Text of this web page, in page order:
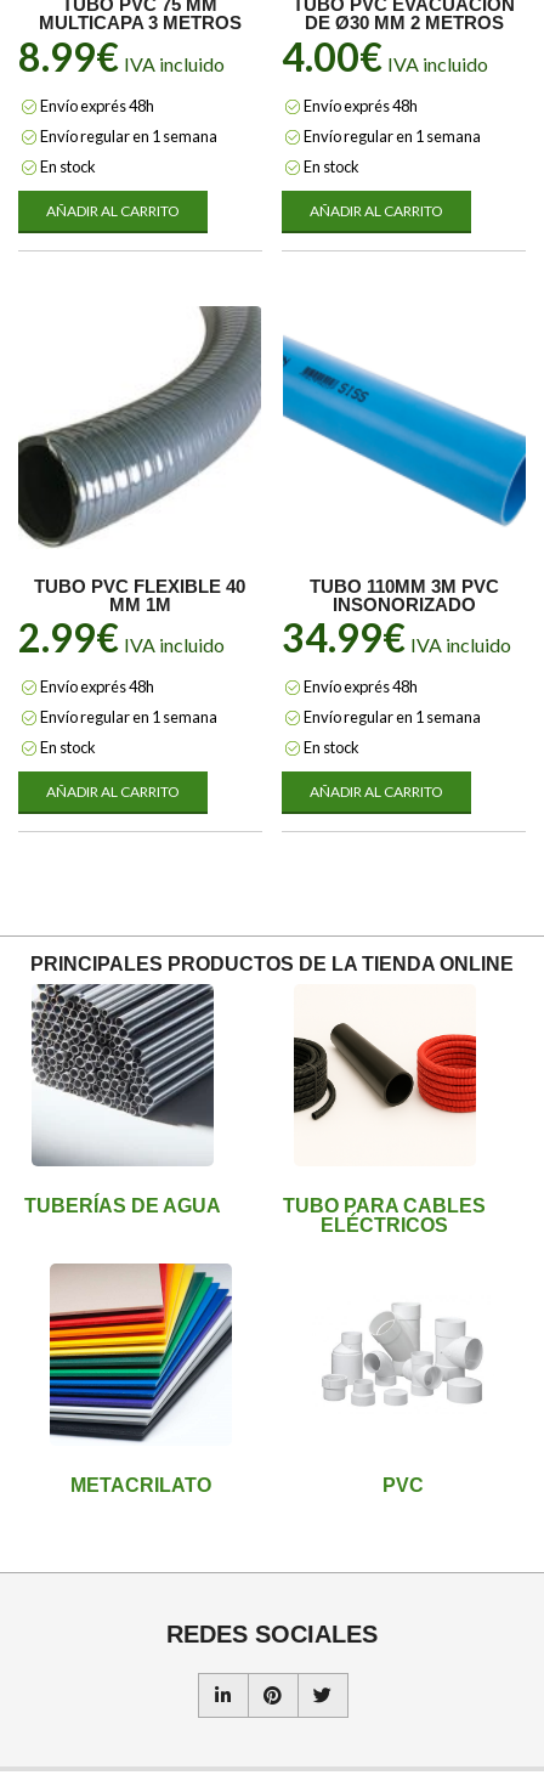
TUBO PVC 75 MM
MULTICAPA 3 METROS
8.99€ IVA incluido
Envío exprés 48h
Envío regular en 1 semana
En stock
AÑADIR AL CARRITO
TUBO PVC EVACUACIÓN
DE Ø30 MM 2 METROS
4.00€ IVA incluido
Envío exprés 48h
Envío regular en 1 semana
En stock
AÑADIR AL CARRITO
TUBO PVC FLEXIBLE 40
MM 1M
2.99€ IVA incluido
Envío exprés 48h
Envío regular en 1 semana
En stock
AÑADIR AL CARRITO
TUBO 110MM 3M PVC
INSONORIZADO
34.99€ IVA incluido
Envío exprés 48h
Envío regular en 1 semana
En stock
AÑADIR AL CARRITO
PRINCIPALES PRODUCTOS DE LA TIENDA ONLINE
TUBERÍAS DE AGUA
TUBO PARA CABLES
ELÉCTRICOS
METACRILATO PVC
REDES SOCIALES